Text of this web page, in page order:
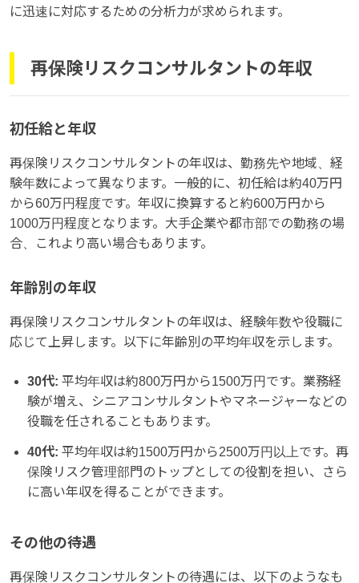
に迅速に対応するための分析力が求められます。
再保険リスクコンサルタントの年収
初任給と年収
再保険リスクコンサルタントの年収は、勤務先や地域、経
験年数によって異なります。一般的に、初任給は約40万円
から60万円程度です。年収に換算すると約600万円から
1000万円程度となります。大手企業や都市部での勤務の場
合、これより高い場合もあります。
年齢別の年収
再保険リスクコンサルタントの年収は、経験年数や役職に
応じて上昇します。以下に年齢別の平均年収を示します。
30代: 平均年収は約800万円から1500万円です。業務経
験が増え、シニアコンサルタントやマネージャーなどの
役職を任されることもあります。
40代: 平均年収は約1500万円から2500万円以上です。再
保険リスク管理部門のトップとしての役割を担い、さら
に高い年収を得ることができます。
その他の待遇
再保険リスクコンサルタントの待遇には、以下のようなも